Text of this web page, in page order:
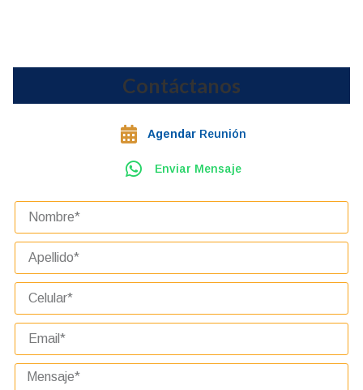
Contáctanos
Agendar Reunión
Enviar Mensaje